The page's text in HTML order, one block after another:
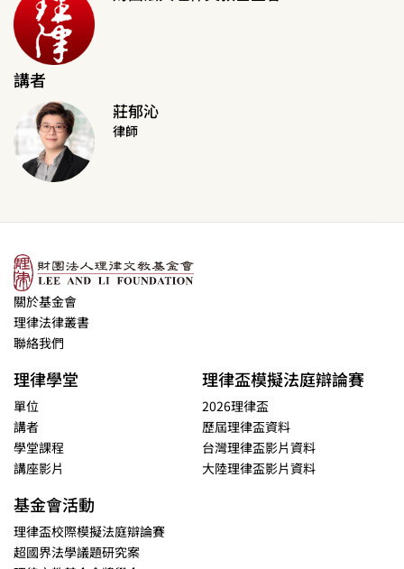
講者
莊郁沁
律師
關於基金會
理律法律叢書
聯絡我們
理律學堂
單位
講者
學堂課程
講座影片
理律盃模擬法庭辯論賽
2026理律盃
歷屆理律盃資料
台灣理律盃影片資料
大陸理律盃影片資料
基金會活動
理律盃校際模擬法庭辯論賽
超國界法學議題研究案